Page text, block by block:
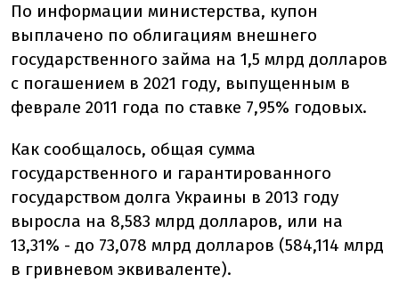
По информации министерства, купон
выплачено по облигациям внешнего
государственного займа на 1,5 млрд долларов
с погашением в 2021 году, выпущенным в
феврале 2011 года по ставке 7,95% годовых.
Как сообщалось, общая сумма
государственного и гарантированного
государством долга Украины в 2013 году
выросла на 8,583 млрд долларов, или на
13,31% - до 73,078 млрд долларов (584,114 млрд
в гривневом эквиваленте).